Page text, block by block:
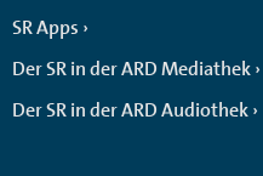
SR Apps
Der SR in der ARD Mediathek
Der SR in der ARD Audiothek